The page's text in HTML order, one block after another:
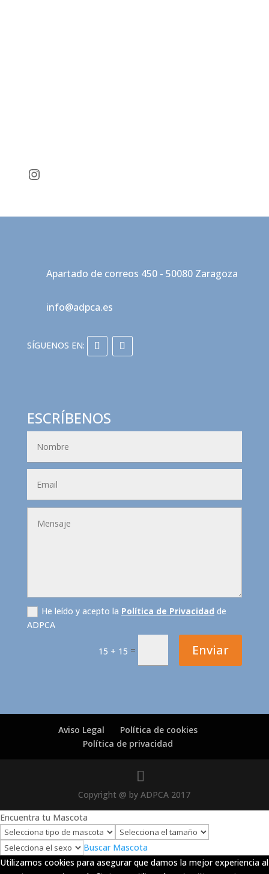
Instagram
Apartado de correos 450 - 50080 Zaragoza
info@adpca.es
ESCRÍBENOS
He leído y acepto la Política de Privacidad de
ADPCA
15 + 15 = Enviar
Aviso Legal
Política de cookies
Política de privacidad
Copyright @ by ADPCA 2017
Encuentra tu Mascota
Buscar Mascota
Utilizamos cookies para asegurar que damos la mejor experiencia al